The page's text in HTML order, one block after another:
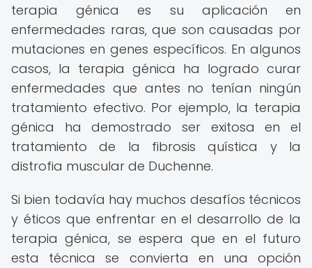
terapia génica es su aplicación en
enfermedades raras, que son causadas por
mutaciones en genes específicos. En algunos
casos, la terapia génica ha logrado curar
enfermedades que antes no tenían ningún
tratamiento efectivo. Por ejemplo, la terapia
génica ha demostrado ser exitosa en el
tratamiento de la fibrosis quística y la
distrofia muscular de Duchenne.
Si bien todavía hay muchos desafíos técnicos
y éticos que enfrentar en el desarrollo de la
terapia génica, se espera que en el futuro
esta técnica se convierta en una opción